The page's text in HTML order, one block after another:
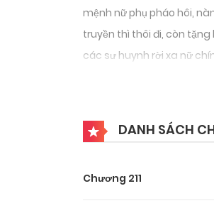
mệnh nữ phụ pháo hôi,
truyền thì thôi đi, còn tặng
các sư huynh rời xa nữ
DANH SÁCH
Chương 211